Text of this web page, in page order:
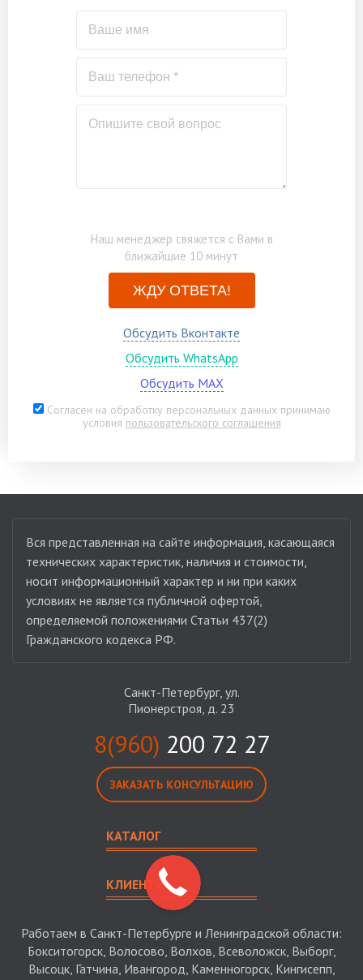
Наш менеджер свяжется с Вами в
ближайшие 10 минут
ЖДУ ОТВЕТА!
Обсудить Вконтакте
Обсудить WhatsApp
Обсудить MAX
Согласен на обработку персональных данных принимаю
условия пользовательского соглашения
Вся представленная на сайте информация, касающаяся
технических характеристик, наличия и стоимости,
носит информационный характер и ни при каких
условиях не является публичной офертой,
определяемой положениями Статьи 437(2)
Гражданского кодекса РФ.
Санкт-Петербург, ул.
Пионерстроя, д. 23
8(960) 200 72 27
ЗАКАЗАТЬ КОНСУЛЬТАЦИЮ
КАТАЛОГ
КЛИЕНТУ
Работаем в Санкт-Петербурге и Ленинградской области:
Бокситогорск, Волосово, Волхов, Всеволожск, Выборг,
Высоцк, Гатчина, Ивангород, Каменногорск, Кингисепп,